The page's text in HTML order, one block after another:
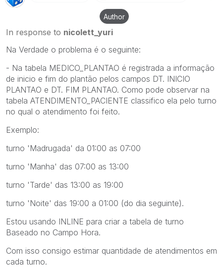
Author
In response to nicolett_yuri
Na Verdade o problema é o seguinte:
- Na tabela MEDICO_PLANTAO é registrada a informação
de inicio e fim do plantão pelos campos DT. INICIO
PLANTAO e DT. FIM PLANTAO. Como pode observar na
tabela ATENDIMENTO_PACIENTE classifico ela pelo turno
no qual o atendimento foi feito.
Exemplo:
turno 'Madrugada' da 01:00 as 07:00
turno 'Manha' das 07:00 as 13:00
turno 'Tarde' das 13:00 as 19:00
turno 'Noite' das 19:00 a 01:00 (do dia seguinte).
Estou usando INLINE para criar a tabela de turno
Baseado no Campo Hora.
Com isso consigo estimar quantidade de atendimentos em
cada turno.